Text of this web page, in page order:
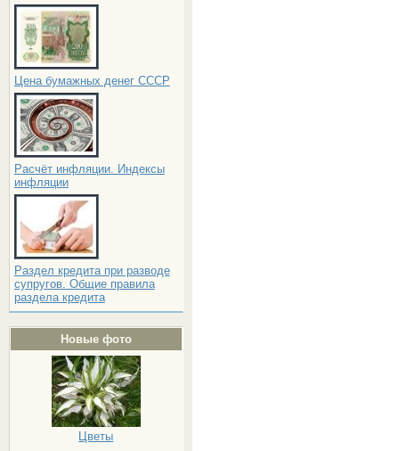
Цена бумажных денег СССР
Расчёт инфляции. Индексы
инфляции
Раздел кредита при разводе
супругов. Общие правила
раздела кредита
Новые фото
Цветы